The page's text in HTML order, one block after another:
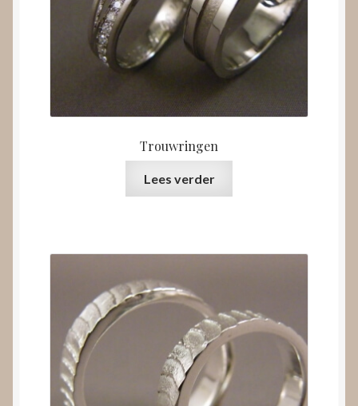
Trouwringen
Lees verder